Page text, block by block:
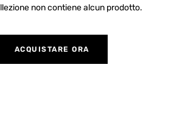
non contiene alcun prodotto.
ACQUISTARE ORA